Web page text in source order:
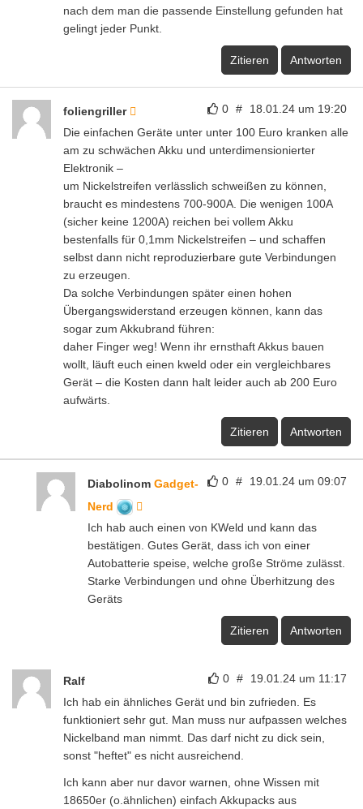
nach dem man die passende Einstellung gefunden hat
gelingt jeder Punkt.
Zitieren Antworten
0 # 18.01.24 um 19:20
foliengriller
Die einfachen Geräte unter unter 100 Euro kranken alle
am zu schwächen Akku und unterdimensionierter
Elektronik –
um Nickelstreifen verlässlich schweißen zu können,
braucht es mindestens 700-900A. Die wenigen 100A
(sicher keine 1200A) reichen bei vollem Akku
bestenfalls für 0,1mm Nickelstreifen – und schaffen
selbst dann nicht reproduzierbare gute Verbindungen
zu erzeugen.
Da solche Verbindungen später einen hohen
Übergangswiderstand erzeugen können, kann das
sogar zum Akkubrand führen:
daher Finger weg! Wenn ihr ernsthaft Akkus bauen
wollt, läuft euch einen kweld oder ein vergleichbares
Gerät – die Kosten dann halt leider auch ab 200 Euro
aufwärts.
Zitieren Antworten
0 # 19.01.24 um 09:07
Diabolinom Gadget-
Nerd
Ich hab auch einen von KWeld und kann das
bestätigen. Gutes Gerät, dass ich von einer
Autobatterie speise, welche große Ströme zulässt.
Starke Verbindungen und ohne Überhitzung des
Geräts
Zitieren Antworten
0 # 19.01.24 um 11:17
Ralf
Ich hab ein ähnliches Gerät und bin zufrieden. Es
funktioniert sehr gut. Man muss nur aufpassen welches
Nickelband man nimmt. Das darf nicht zu dick sein,
sonst "heftet" es nicht ausreichend.
Ich kann aber nur davor warnen, ohne Wissen mit
18650er (o.ähnlichen) einfach Akkupacks aus